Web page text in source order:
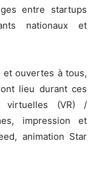
entre startups
nationaux et
et ouvertes à tous,
lieu durant ces
virtuelles (VR) /
impression et
animation Star